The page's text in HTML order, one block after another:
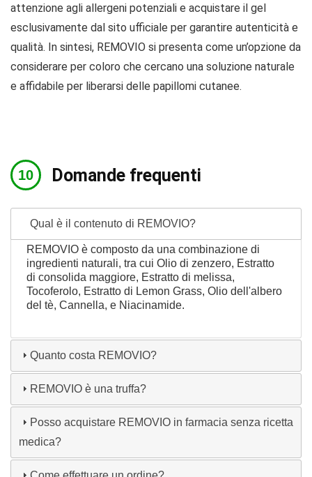
attenzione agli allergeni potenziali e acquistare il gel
esclusivamente dal sito ufficiale per garantire autenticità e
qualità. In sintesi, REMOVIO si presenta come un’opzione da
considerare per coloro che cercano una soluzione naturale
e affidabile per liberarsi delle papillomi cutanee.
Domande frequenti
Qual è il contenuto di REMOVIO?
REMOVIO è composto da una combinazione di
ingredienti naturali, tra cui Olio di zenzero, Estratto
di consolida maggiore, Estratto di melissa,
Tocoferolo, Estratto di Lemon Grass, Olio dell'albero
del tè, Cannella, e Niacinamide.
Quanto costa REMOVIO?
REMOVIO è una truffa?
Posso acquistare REMOVIO in farmacia senza ricetta
medica?